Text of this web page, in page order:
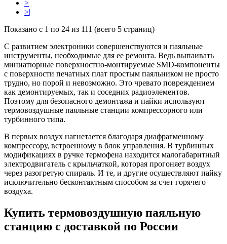
>
>|
Показано с 1 по 24 из 111 (всего 5 страниц)
С развитием электроники совершенствуются и паяльные
инструменты, необходимые для ее ремонта. Ведь выпаивать
миниатюрные поверхностно-монтируемые SMD-компоненты
с поверхности печатных плат простым паяльником не просто
трудно, но порой и невозможно. Это чревато повреждением
как демонтируемых, так и соседних радиоэлементов.
Поэтому для безопасного демонтажа и пайки используют
термовоздушные паяльные станции компрессорного или
турбинного типа.
В первых воздух нагнетается благодаря диафрагменному
компрессору, встроенному в блок управления. В турбинных
модификациях в ручке термофена находится малогабаритный
электродвигатель с крыльчаткой, которая прогоняет воздух
через разогретую спираль. И те, и другие осуществляют пайку
исключительно бесконтактным способом за счет горячего
воздуха.
Купить термовоздушную паяльную
станцию с доставкой по России